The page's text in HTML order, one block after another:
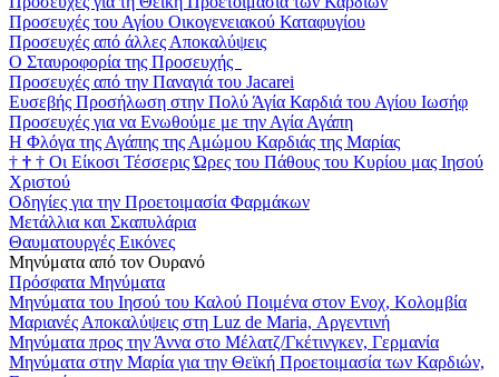
Προσευχές του Αγίου Οικογενειακού Καταφυγίου
Προσευχές από άλλες Αποκαλύψεις
Ο Σταυροφορία της Προσευχής
Προσευχές από την Παναγιά του Jacarei
Ευσεβής Προσήλωση στην Πολύ Άγία Καρδιά του Αγίου Ιωσήφ
Προσευχές για να Ενωθούμε με την Αγία Αγάπη
Η Φλόγα της Αγάπης της Αμώμου Καρδιάς της Μαρίας
† † † Οι Είκοσι Τέσσερις Ώρες του Πάθους του Κυρίου μας Ιησού
Χριστού
Οδηγίες για την Προετοιμασία Φαρμάκων
Μετάλλια και Σκαπυλάρια
Θαυματουργές Εικόνες
Μηνύματα από τον Ουρανό
Πρόσφατα Μηνύματα
Μηνύματα του Ιησού του Καλού Ποιμένα στον Ενοχ, Κολομβία
Μαριανές Αποκαλύψεις στη Luz de Maria, Αργεντινή
Μηνύματα προς την Άννα στο Μέλατζ/Γκέτινγκεν, Γερμανία
Μηνύματα στην Μαρία για την Θεϊκή Προετοιμασία των Καρδιών,